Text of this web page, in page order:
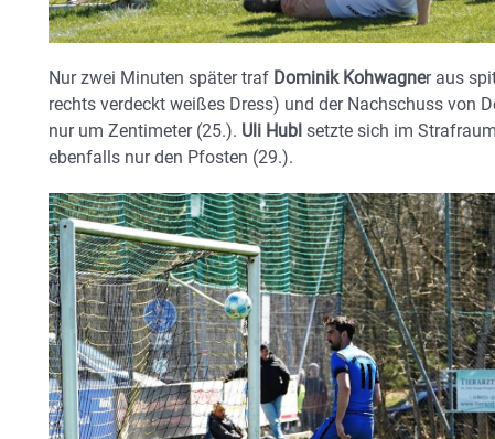
Nur zwei Minuten später traf Dominik Kohwagner aus
rechts verdeckt weißes Dress) und der Nachschuss von
nur um Zentimeter (25.). Uli Hubl setzte sich im
ebenfalls nur den Pfosten (29.).